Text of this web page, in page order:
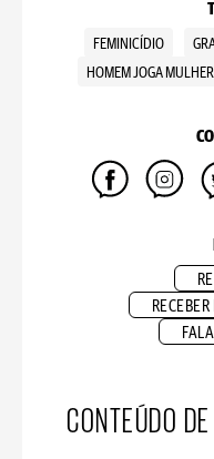
FEMINICÍDIO
HOMEM JOGA
CONTEÚDO